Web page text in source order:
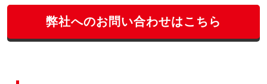
弊社へのお問い合わせはこちら